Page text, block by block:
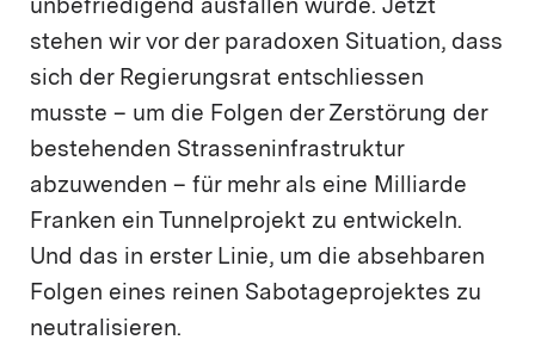
unbefriedigend ausfallen würde. Jetzt
stehen wir vor der paradoxen Situation, dass
sich der Regierungsrat entschliessen
musste – um die Folgen der Zerstörung der
bestehenden Strasseninfrastruktur
abzuwenden – für mehr als eine Milliarde
Franken ein Tunnelprojekt zu entwickeln.
Und das in erster Linie, um die absehbaren
Folgen eines reinen Sabotageprojektes zu
neutralisieren.